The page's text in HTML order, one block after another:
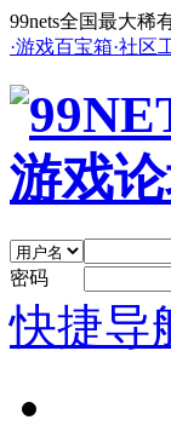
99nets全国最大稀
·游戏百宝箱·社区
密码
快捷导